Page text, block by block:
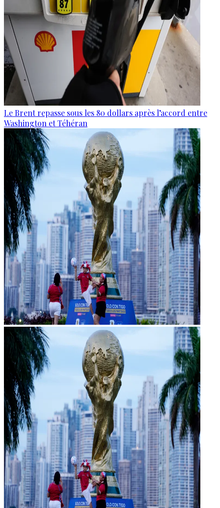
Le Brent repasse sous les 80 dollars après l’accord entre
Washington et Téhéran